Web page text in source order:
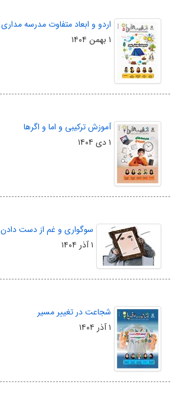
اردو و ابعاد متفاوت مدرسه مداری
۱ بهمن ۱۴۰۴
آموزش ترکیبی و اما و اگرها
۱ دی ۱۴۰۴
سوگواری و غم از دست دادن
۱ آذر ۱۴۰۴
شجاعت در تغییر مسیر
۱ آذر ۱۴۰۴